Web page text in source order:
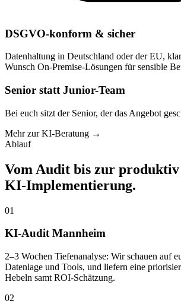
DSGVO-konform & sicher
Datenhaltung in Deutschland oder der EU,
Wunsch On-Premise-Lösungen für sensible
Senior statt Junior-Team
Bei euch sitzt der Senior, der das Angebot
Mehr zur KI-Beratung →
Ablauf
Vom Audit bis zur produktiv
KI-Implementierung.
01
KI-Audit Mannheim
2–3 Wochen Tiefenanalyse: Wir schauen auf
Datenlage und Tools, und liefern eine
Hebeln samt ROI-Schätzung.
02